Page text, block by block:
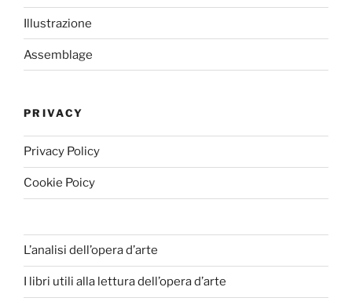
Illustrazione
Assemblage
PRIVACY
Privacy Policy
Cookie Poicy
L’analisi dell’opera d’arte
I libri utili alla lettura dell’opera d’arte